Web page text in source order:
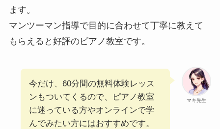
ます。
マンツーマン指導で目的に合わせて丁寧に教えて
もらえると好評のピアノ教室です。
マキ先生
今だけ、60分間の無料体験レッス
ンもついてくるので、ピアノ教室
に迷っている方やオンラインで学
んでみたい方にはおすすめです。